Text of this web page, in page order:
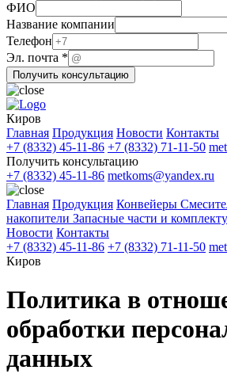
ФИО
Эл.
Название
почта
Название компании
Телефон
Эл. почта *
Получить консультацию
Киров
Главная Продукция Новости Контакты
+7 (8332) 45-11-86 +7 (8332) 71-11-50
Получить консультацию
+7 (8332) 45-11-86 metkoms@yandex.ru
Главная Продукция Конвейеры
накопители Запасные части и
Новости Контакты
+7 (8332) 45-11-86 +7 (8332) 71-11-50
Киров
Политика в
обработки
данных